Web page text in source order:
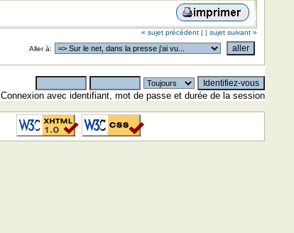
« sujet précédent | | sujet suivant »
Aller à:
Connexion avec identifiant, mot de passe et durée de la session